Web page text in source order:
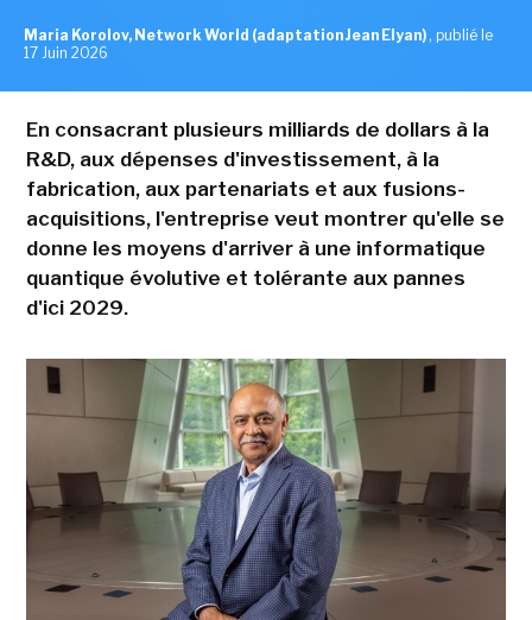
Maria Korolov, Network World (adaptation Jean Elyan) , publié le
17 Juin 2026
En consacrant plusieurs milliards de dollars à la
R&D, aux dépenses d'investissement, à la
fabrication, aux partenariats et aux fusions-
acquisitions, l'entreprise veut montrer qu'elle se
donne les moyens d'arriver à une informatique
quantique évolutive et tolérante aux pannes
d'ici 2029.